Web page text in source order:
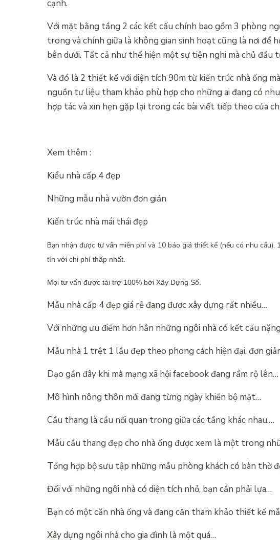
cạnh.
Với mặt bằng tầng 2 các kết cấu chính bao gồm 3 phòng
trong và chính giữa là không gian sinh hoạt cũng là nơi để
bên dưới. Tất cả như thể hiện một sự tiện nghi mà chủ
Và đó là 2 thiết kế với diện tích 90m từ kiến trúc nhà ống
nguồn tư liệu tham khảo phù hợp cho những ai đang có
hợp tác và xin hẹn gặp lại trong các bài viết tiếp theo của
Xem thêm :
Kiểu nhà cấp 4 đẹp
Những mẫu nhà vườn đơn giản
Kiến trúc nhà mái thái đẹp
Bạn nhận được tư vấn miễn phí và 10 báo giá thiết kế (nếu có nhu
tín với chi phí thấp nhất.
Mọi tư vấn được tài trợ 100% bởi Xây Dựng Số.
Mẫu nhà cấp 4 đẹp giá rẻ đang được xây dựng rất nhiều…
Với những ưu điểm hơn hẳn những ngôi nhà có kết cấu
Mẫu nhà 1 trệt 1 lầu đẹp theo phong cách hiện đại, đơn
Dạo gần đây khi mà mạng xã hội facebook đang rầm rộ lên…
Mô hình nông thôn mới đang từng ngày khiến bộ mặt…
Cầu thang là cầu nối quan trong giữa các tầng khác nhau,…
Mẫu cầu thang đẹp cho nhà ống được xem là một trong
Tổng hợp bộ sưu tập những mẫu phòng khách có bàn thờ
Đối với những ngôi nhà có diện tích nhỏ, bạn cần phải lựa…
Bạn có một căn nhà ống và đang cần tham khảo thiết kế
Xây dựng ngôi nhà cho gia đình là một quá…